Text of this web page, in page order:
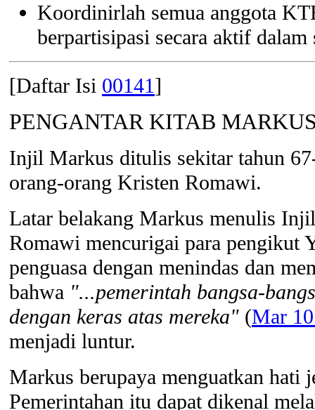
Koordinirlah semua anggota
berpartisipasi secara aktif dalam
[Daftar Isi 00141]
PENGANTAR KITAB
Injil Markus ditulis sekitar tahun
orang-orang Kristen Romawi.
Latar belakang Markus menulis
Romawi mencurigai para pengikut
penguasa dengan menindas dan
bahwa "...pemerintah bangsa-
dengan keras atas mereka" (Mar
menjadi luntur.
Markus berupaya menguatkan hati
Pemerintahan itu dapat dikenal